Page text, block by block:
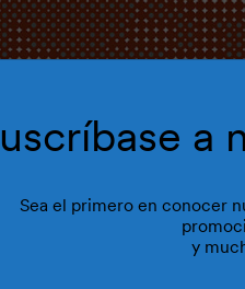
a
Sea el primero en conocer
y